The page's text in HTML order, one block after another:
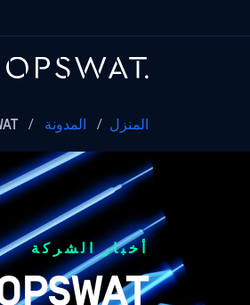
المنزل / المدونة / OPSWAT ينشئ مركزاً دولياً للإحاطة...
أخبار الشركة